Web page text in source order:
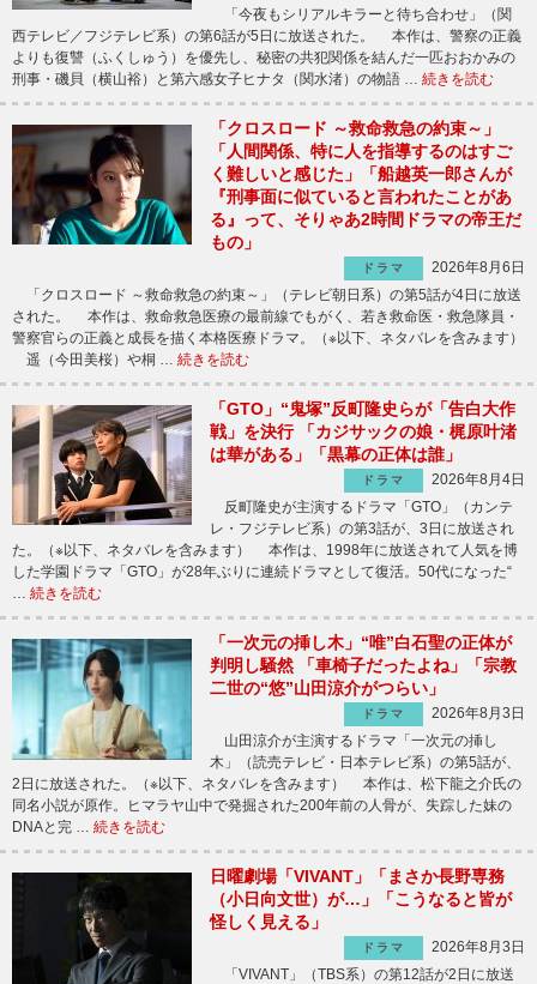
「今夜もシリアルキラーと待ち合わせ」（関
西テレビ／フジテレビ系）の第6話が5日に放送された。 本作は、警察の正義
よりも復讐（ふくしゅう）を優先し、秘密の共犯関係を結んだ一匹おおかみの
刑事・磯貝（横山裕）と第六感女子ヒナタ（関水渚）の物語 … 続きを読む
「クロスロード ～救命救急の約束～」
「人間関係、特に人を指導するのはすご
く難しいと感じた」「船越英一郎さんが
『刑事面に似ていると言われたことがあ
る』って、そりゃあ2時間ドラマの帝王だ
もの」
ドラマ
2026年8月6日
「クロスロード ～救命救急の約束～」（テレビ朝日系）の第5話が4日に放送
された。 本作は、救命救急医療の最前線でもがく、若き救命医・救急隊員・
警察官らの正義と成長を描く本格医療ドラマ。（※以下、ネタバレを含みます）
遥（今田美桜）や桐 … 続きを読む
「GTO」“鬼塚”反町隆史らが「告白大作
戦」を決行 「カジサックの娘・梶原叶渚
は華がある」「黒幕の正体は誰」
ドラマ
2026年8月4日
反町隆史が主演するドラマ「GTO」（カンテ
レ・フジテレビ系）の第3話が、3日に放送され
た。（※以下、ネタバレを含みます） 本作は、1998年に放送されて人気を博
した学園ドラマ「GTO」が28年ぶりに連続ドラマとして復活。50代になった“
… 続きを読む
「一次元の挿し木」“唯”白石聖の正体が
判明し騒然 「車椅子だったよね」「宗教
二世の“悠”山田涼介がつらい」
ドラマ
2026年8月3日
山田涼介が主演するドラマ「一次元の挿し
木」（読売テレビ・日本テレビ系）の第5話が、
2日に放送された。（※以下、ネタバレを含みます） 本作は、松下龍之介氏の
同名小説が原作。ヒマラヤ山中で発掘された200年前の人骨が、失踪した妹の
DNAと完 … 続きを読む
日曜劇場「VIVANT」「まさか長野専務
（小日向文世）が…」「こうなると皆が
怪しく見える」
ドラマ
2026年8月3日
「VIVANT」（TBS系）の第12話が2日に放送